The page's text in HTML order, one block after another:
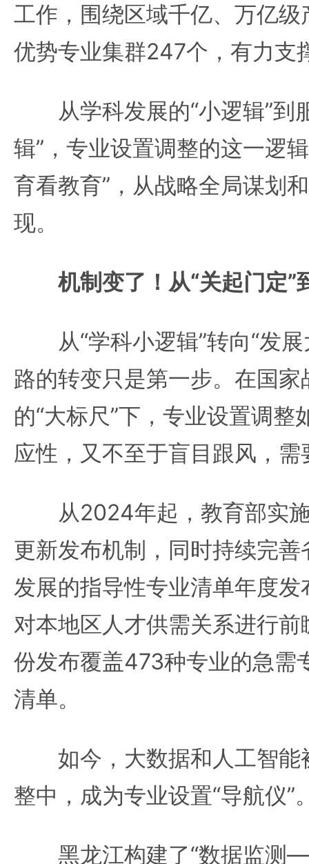
工作，围绕区域千亿、万亿
优势专业集群247个，有力支
从学科发展的“小逻辑”到
辑”，专业设置调整的这一逻
育看教育”，从战略全局谋划
现。
机制变了！从“关起门定”
从“学科小逻辑”转向“发展
路的转变只是第一步。在国
的“大标尺”下，专业设置调整
应性，又不至于盲目跟风，
从2024年起，教育部实施
更新发布机制，同时持续完
发展的指导性专业清单年度
对本地区人才供需关系进行
份发布覆盖473种专业的急需
清单。
如今，大数据和人工智能
整中，成为专业设置“导航仪”
黑龙江构建了“数据监测